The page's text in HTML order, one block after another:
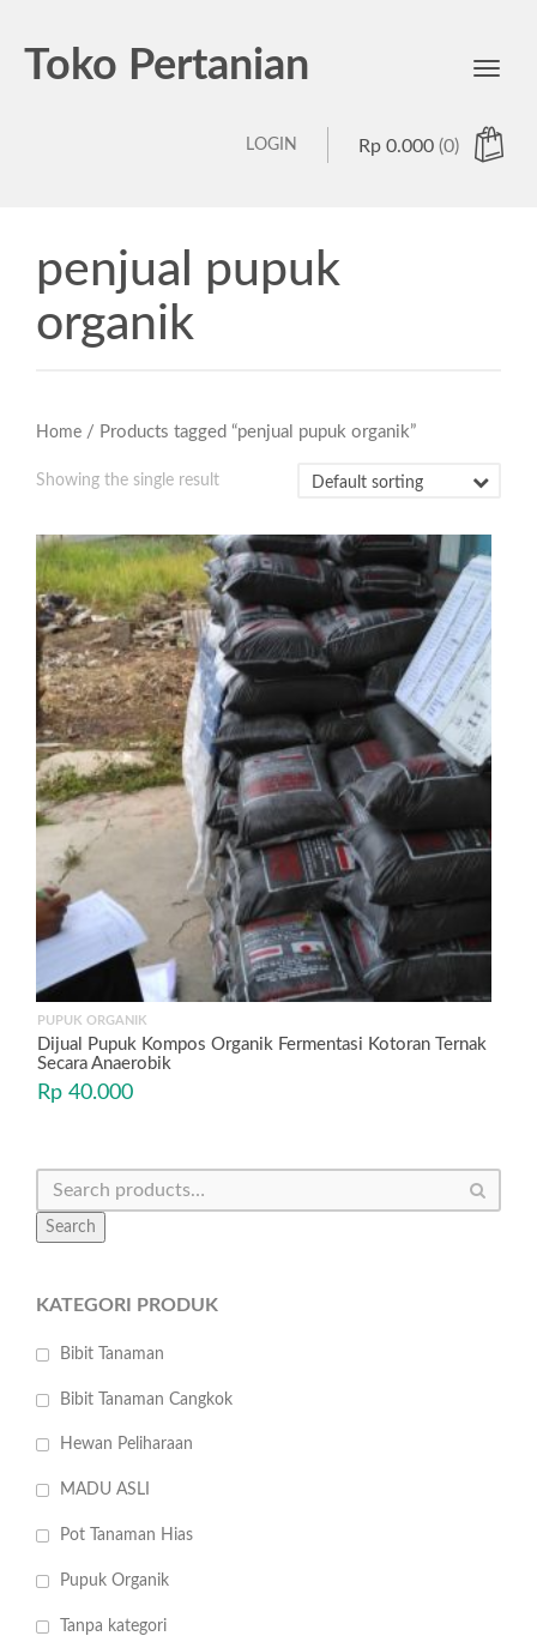
Toko Pertanian
Toggle
Rp 0.000 (0)
LOGIN
penjual pupuk
organik
Home / Products tagged “penjual pupuk organik”
Showing the single result
PUPUK ORGANIK
Dijual Pupuk Kompos Organik Fermentasi Kotoran Ternak
Secara Anaerobik
Rp 40.000
Search
KATEGORI PRODUK
Bibit Tanaman
Bibit Tanaman Cangkok
Hewan Peliharaan
MADU ASLI
Pot Tanaman Hias
Pupuk Organik
Tanpa kategori